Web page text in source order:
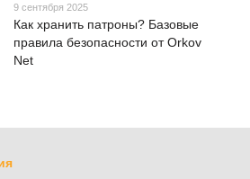
9 сентября 2025
Как хранить патроны? Базовые
правила безопасности от Orkov
Net